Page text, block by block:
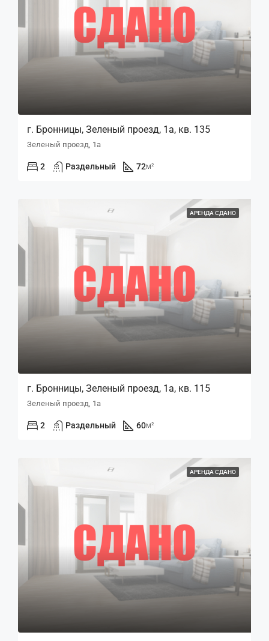
г. Бронницы, Зеленый проезд, 1а, кв. 135
Зеленый проезд, 1а
2 Раздельный 72м²
АРЕНДА СДАНО
г. Бронницы, Зеленый проезд, 1а, кв. 115
Зеленый проезд, 1а
2 Раздельный 60м²
АРЕНДА СДАНО